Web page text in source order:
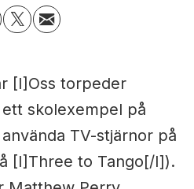
[I]Oss torpeder
skolexempel på
TV-stjärnor på
[I]Three to Tango[/I]).